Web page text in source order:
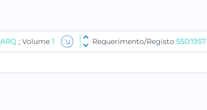
ARQ ; Volume 1 Requerimento/Registo 550:1957